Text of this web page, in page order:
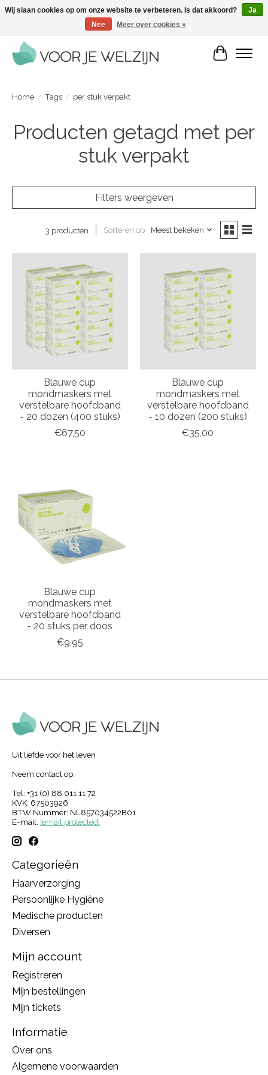
Voordelige zelfverzorgingsproducten | Vandaag besteld, morgen in huis
Home / Tags / per stuk verpakt
Producten getagd met per
stuk verpakt
Filters weergeven
3 producten Sorteren op Meest bekeken
Blauwe cup
mondmaskers met
verstelbare hoofdband
- 20 dozen (400 stuks)
€67,50
Blauwe cup
mondmaskers met
verstelbare hoofdband
- 10 dozen (200 stuks)
€35,00
Blauwe cup
mondmaskers met
verstelbare hoofdband
- 20 stuks per doos
€9,95
Uit liefde voor het leven
Neem contact op:
Tel: +31 (0) 88 011 11 72
KVK: 67503926
BTW Nummer: NL857034522B01
E-mail: [email protected]
Categorieën
Haarverzorging
Persoonlijke Hygiëne
Medische producten
Diversen
Mijn account
Registreren
Mijn bestellingen
Mijn tickets
Informatie
Over ons
Algemene voorwaarden
Wij slaan cookies op om onze website te verbeteren. Is dat akkoord?
Ja
Nee
Meer over cookies »